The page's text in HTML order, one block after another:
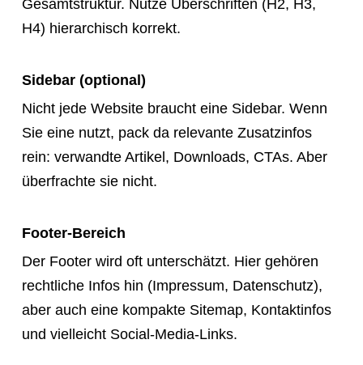
Gesamtstruktur. Nutze Überschriften (H2, H3,
H4) hierarchisch korrekt.
Sidebar (optional)
Nicht jede Website braucht eine Sidebar. Wenn
Sie eine nutzt, pack da relevante Zusatzinfos
rein: verwandte Artikel, Downloads, CTAs. Aber
überfrachte sie nicht.
Footer-Bereich
Der Footer wird oft unterschätzt. Hier gehören
rechtliche Infos hin (Impressum, Datenschutz),
aber auch eine kompakte Sitemap, Kontaktinfos
und vielleicht Social-Media-Links.